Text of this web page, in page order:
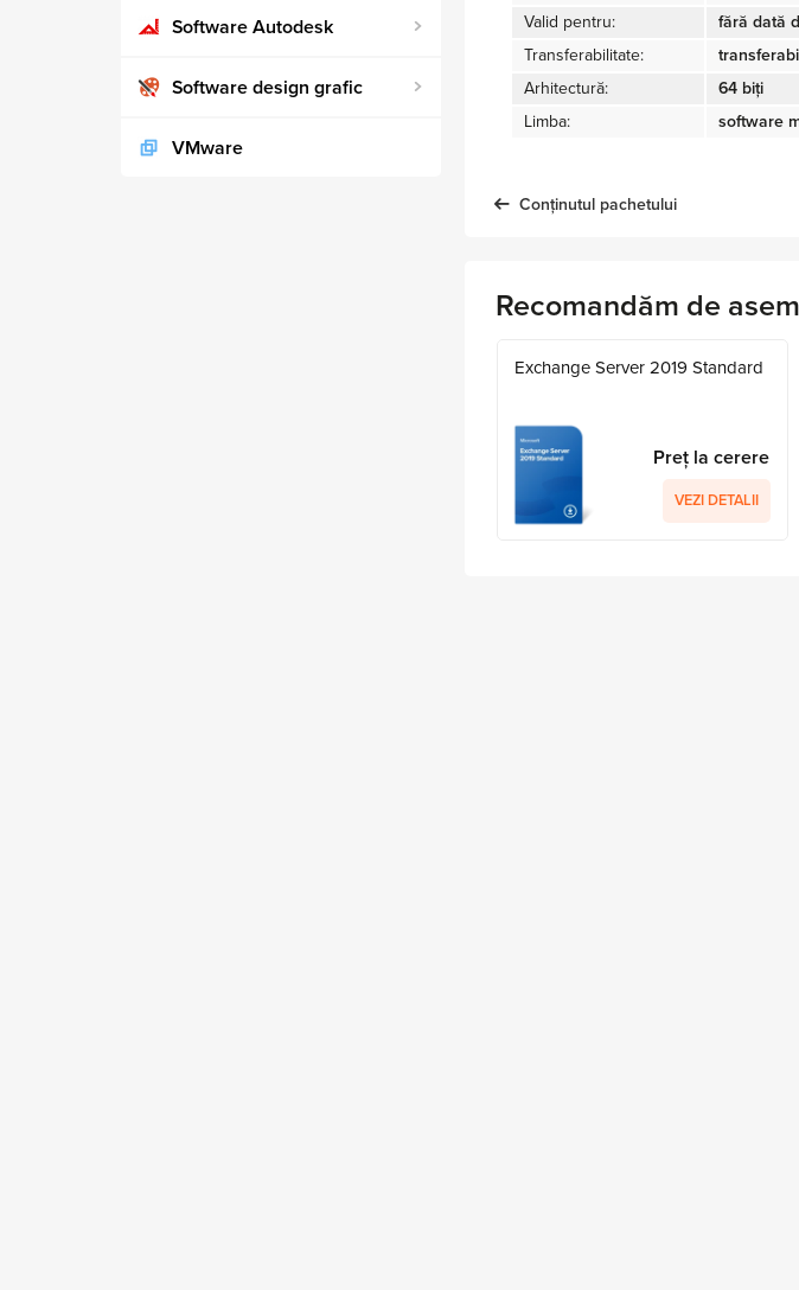
Software Autodesk
Software design grafic
VMware
Valid pentru:
fără dată
Transferabilitate:
Arhitectură:
64 biți
Limba:
software
Conținutul pachetului
Recomandăm de
Exchange Server 2019 Standard
Preț la cerere
VEZI DETALII